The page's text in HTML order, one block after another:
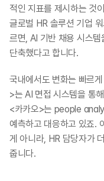
적인 지표를 제시하는 것
글로벌 HR 솔루션 기업
르면, AI 기반 채용 시스
단축했다고 합니다.
국내에서도 변화는 빠르
>는 AI 면접 시스템을 통
<카카오>는 people
예측하고 대응하고 있죠.
게 아니라, HR 담당자가
줍니다.